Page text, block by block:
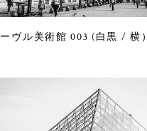
ヴル美術館 003 (白黒 / 横）